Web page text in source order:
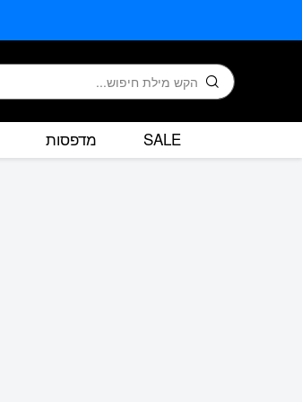
חיפוש
SALE מדפסות